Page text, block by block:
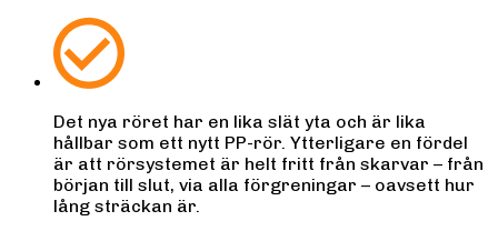
Det nya röret har en lika slät yta och är lika
hållbar som ett nytt PP-rör. Ytterligare en fördel
är att rörsystemet är helt fritt från skarvar – från
början till slut, via alla förgreningar – oavsett hur
lång sträckan är.